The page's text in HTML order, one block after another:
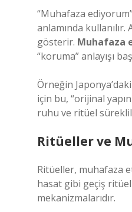
“Muhafaza
anlamında
gösterir. Muhafaza
“koruma” anlayışı
Örneğin
için bu, “orijinal
ruhu ve ritüel
Ritüeller ve
Ritüeller, muhafaza
hasat gibi geçiş
mekanizmalarıdır.